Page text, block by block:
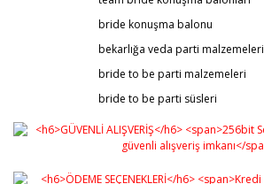
bride konuşma balonu
bekarlığa veda parti malzemeleri
bride to be parti malzemeleri
bride to be parti süsleri